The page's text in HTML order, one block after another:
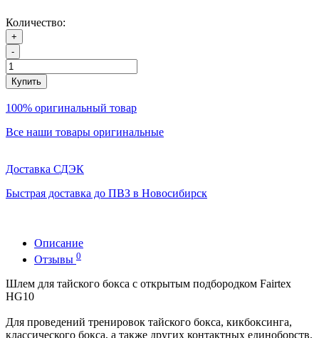
Количество:
+
-
Купить
100% оригинальный товар
Все наши товары оригинальные
Доставка СДЭК
Быстрая доставка до ПВЗ в Новосибирск
Описание
Отзывы 0
Шлем для тайского бокса с открытым подбородком Fairtex
HG10
Для проведений тренировок тайского бокса, кикбоксинга,
классического бокса, а также других контактных единоборств.